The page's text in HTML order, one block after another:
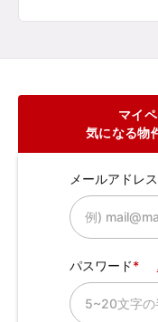
マイ
気になる物
メールアドレス
パスワード